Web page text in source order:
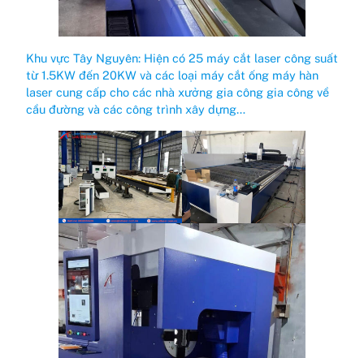
Khu vực Tây Nguyên: Hiện có 25 máy cắt laser công suất
từ 1.5KW đến 20KW và các loại máy cắt ống máy hàn
laser cung cấp cho các nhà xưởng gia công gia công về
cầu đường và các công trình xây dựng…